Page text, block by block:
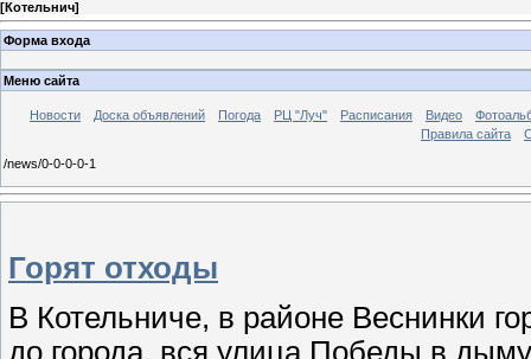
[Котельнич]
Форма входа
Меню сайта
Новости Доска объявлений Погода РЦ "Луч" Расписания Видео
Правила сайта
/news/0-0-0-0-1
Горят отходы
В Котельниче, в районе Веснинки
до города, вся улица Победы в